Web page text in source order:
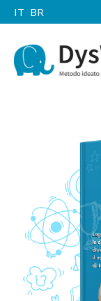
IT BR